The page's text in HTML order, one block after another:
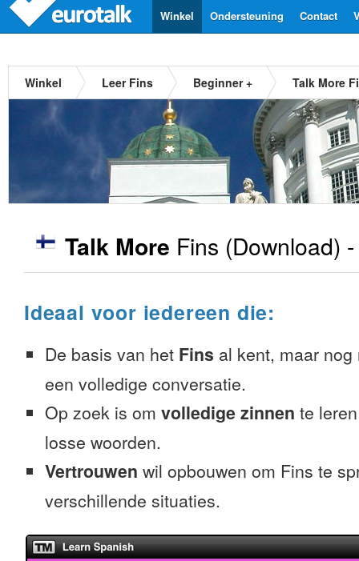
Contact
Ondersteuning
Winkel
Winkel Leer Fins Beginner + Talk More
Talk More Fins (Download)
Ideaal voor iedereen die:
De basis van het Fins al kent, maar
een volledige conversatie.
Op zoek is om volledige zinnen te
losse woorden.
Vertrouwen wil opbouwen om Fins te
verschillende situaties.